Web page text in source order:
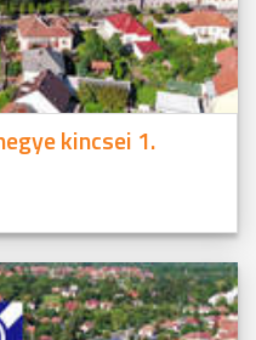
kincsei 1.